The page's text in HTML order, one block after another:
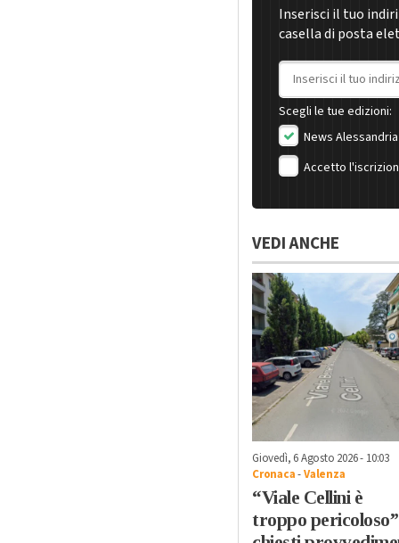
Inserisci il tuo
casella di posta
Indirizzo email
Scegli le tue edizioni:
News Alessandria
Accetto
VEDI ANCHE
Giovedì, 6 Agosto 2026 - 10:03
Cronaca-Valenza
“Viale Cellini è
troppo